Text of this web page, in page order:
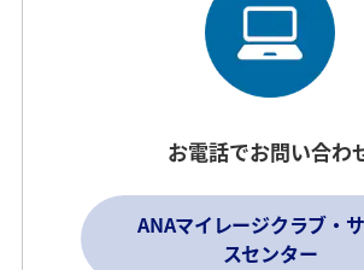
お電話でお問い合わ
ANAマイレージクラブ・
スセンター